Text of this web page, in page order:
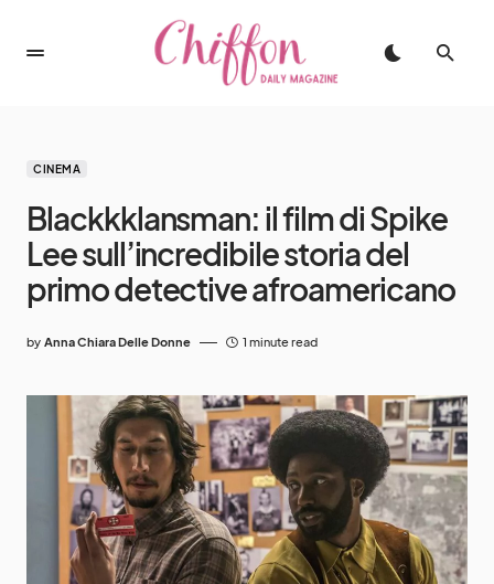
CINEMA
Blackkklansman: il film di Spike
Lee sull’incredibile storia del
primo detective afroamericano
by Anna Chiara Delle Donne 1 minute read